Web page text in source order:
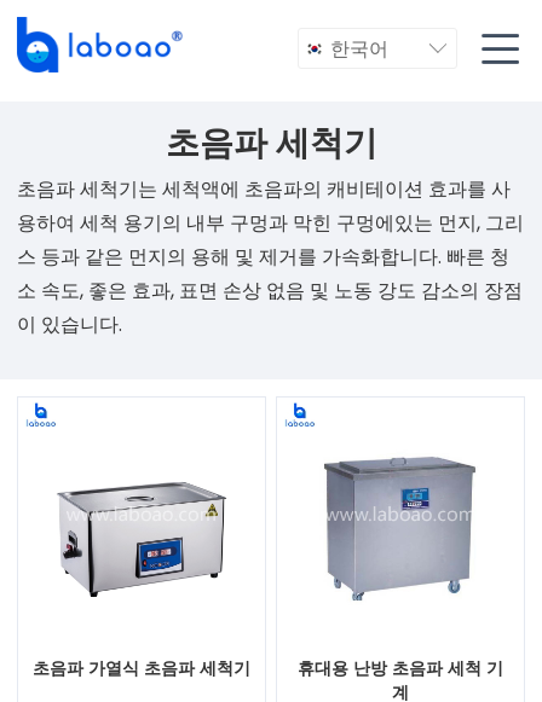
한국어  
초음파 세척기
초음파 세척기는 세척액에 초음파의 캐비테이션 효과를 사
용하여 세척 용기의 내부 구멍과 막힌 구멍에있는 먼지, 그리
스 등과 같은 먼지의 용해 및 제거를 가속화합니다. 빠른 청
소 속도, 좋은 효과, 표면 손상 없음 및 노동 강도 감소의 장점
이 있습니다.
초음파 가열식 초음파 세척기
휴대용 난방 초음파 세척 기
계